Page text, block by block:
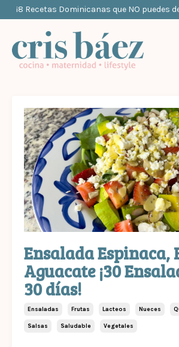
¡8 Recetas Dominicanas que NO puedes
Ensalada Espinaca,
Aguacate ¡30
30 días!
Ensaladas Frutas Lacteos Nueces
Salsas Saludable Vegetales